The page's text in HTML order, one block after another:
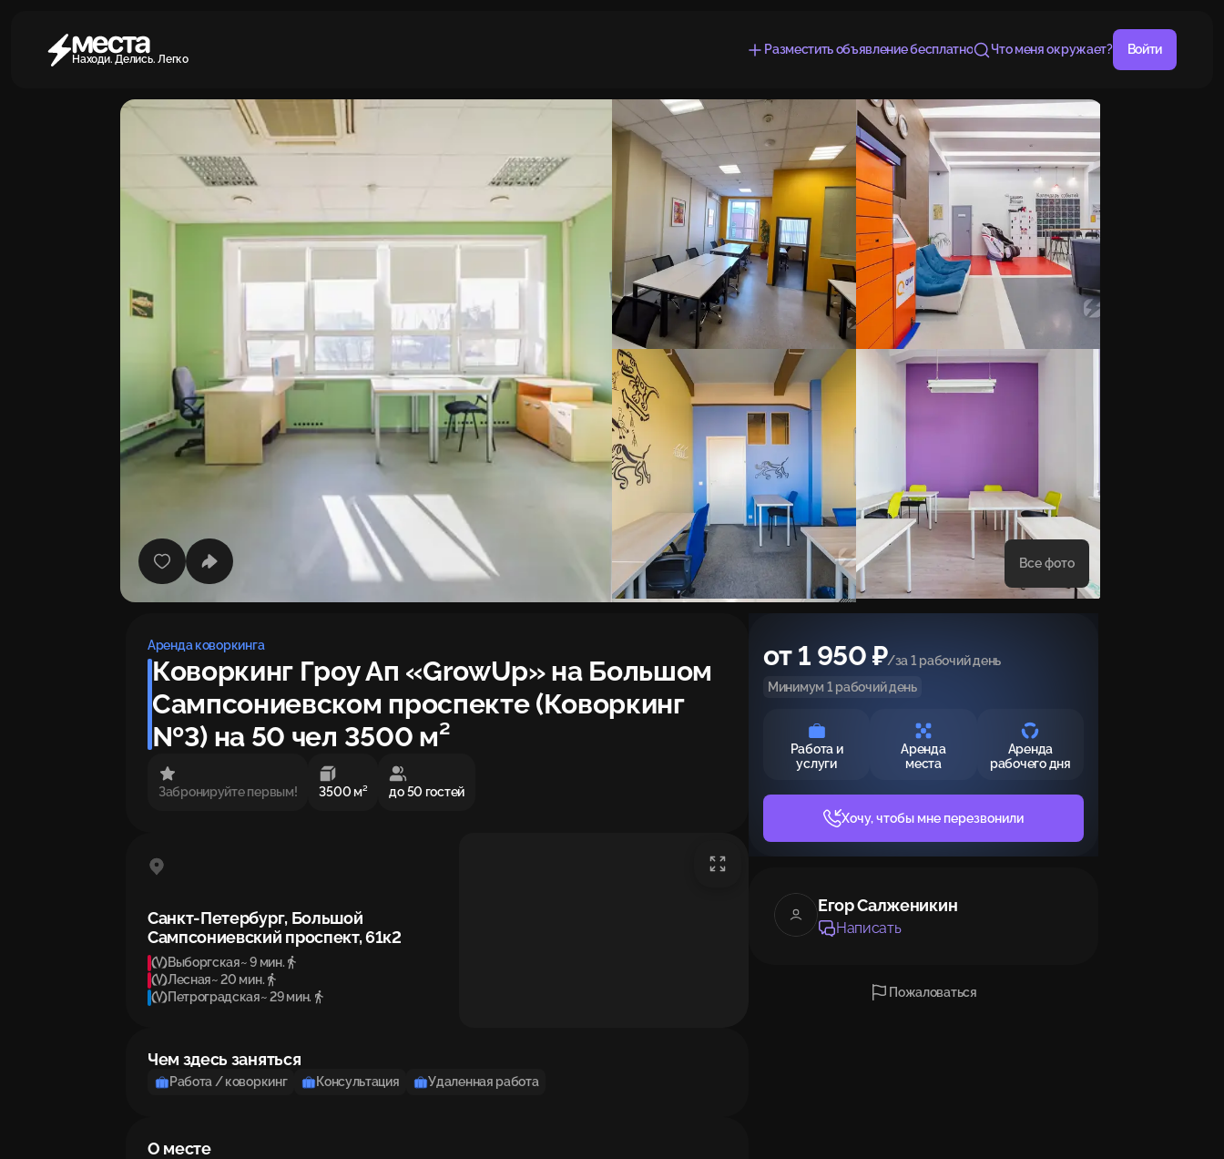
Находи. Делись. Легко
Разместить объявление бесплатно Что меня окружает? Войти
Все фото
Аренда коворкинга
Коворкинг Гроу Ап «GrowUp» на Большом
Сампсониевском проспекте (Коворкинг
№3) на 50 чел 3500 м²
Забронируйте первым! 3500 м² до 50 гостей
Санкт-Петербург, Большой
Сампсониевский проспект, 61к2
Выборгская~ 9 мин.
Лесная~ 20 мин.
Петроградская~ 29 мин.
Чем здесь заняться
Работа / коворкинг Консультация Удаленная работа
О месте
от 1 950 ₽/за 1 рабочий день
Минимум 1 рабочий день
Работа и
услуги
Аренда
места
Аренда
рабочего дня
Хочу, чтобы мне перезвонили
Егор Салженикин
Написать
Пожаловаться